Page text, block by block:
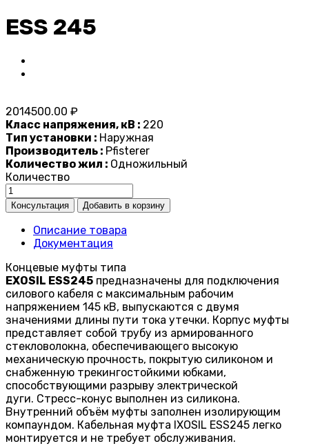
ESS 245
2014500.00 ₽
Класс напряжения, кВ : 220
Тип установки : Наружная
Производитель : Pfisterer
Количество жил : Одножильный
Количество
Описание товара
Документация
Концевые муфты типа
EXOSIL ESS245 предназначены для подключения
силового кабеля с максимальным рабочим
напряжением 145 кВ, выпускаются с двумя
значениями длины пути тока утечки. Корпус муфты
представляет собой трубу из армированного
стекловолокна, обеспечивающего высокую
механическую прочность, покрытую силиконом и
снабженную трекингостойкими юбками,
способствующими разрыву электрической
дуги. Стресс-конус выполнен из силикона.
Внутренний объём муфты заполнен изолирующим
компаундом. Кабельная муфта IXOSIL ESS245 легко
монтируется и не требует обслуживания.